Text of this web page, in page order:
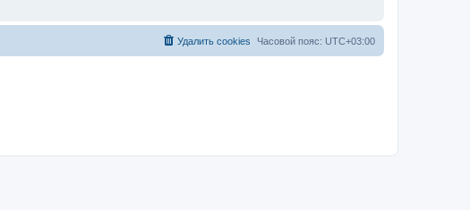
Часовой пояс: UTC+03:00
Удалить cookies